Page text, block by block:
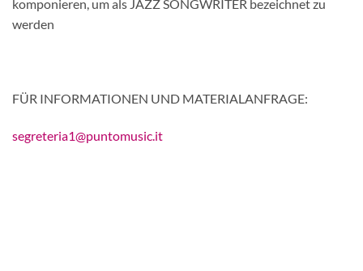
komponieren, um als JAZZ SONGWRITER bezeichnet zu
werden
FÜR INFORMATIONEN UND MATERIALANFRAGE:
segreteria1@puntomusic.it